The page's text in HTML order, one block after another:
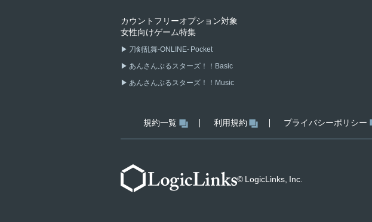
カウントフリーオプション対象
女性向けゲーム特集
刀剣乱舞-ONLINE- Pocket
あんさんぶるスターズ！！Basic
あんさんぶるスターズ！！Music
規約一覧 利用規約 プライバシーポリシー
© LogicLinks, Inc.